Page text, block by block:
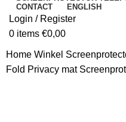
CONTACT
ENGLISH
Login / Register
0 items €0,00
HomeWinkel
Fold Privacy mat